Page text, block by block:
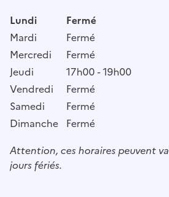
Lundi
Fermé
Mardi
Fermé
Mercredi
Fermé
Jeudi
17h00 - 19h00
Vendredi
Fermé
Samedi
Fermé
Dimanche Fermé
Attention, ces horaires peuvent
jours fériés.